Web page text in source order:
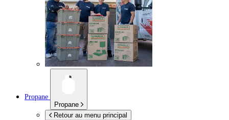
Propane
Propane
Retour au menu principal